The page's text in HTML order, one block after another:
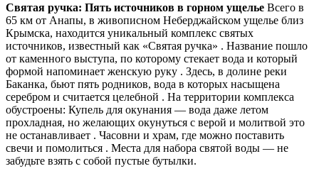
Святая ручка: Пять источников в горном ущелье Всего в
65 км от Анапы, в живописном Неберджайском ущелье близ
Крымска, находится уникальный комплекс святых
источников, известный как «Святая ручка» . Название пошло
от каменного выступа, по которому стекает вода и который
формой напоминает женскую руку . Здесь, в долине реки
Баканка, бьют пять родников, вода в которых насыщена
серебром и считается целебной . На территории комплекса
обустроены: Купель для окунания — вода даже летом
прохладная, но желающих окунуться с верой и молитвой это
не останавливает . Часовни и храм, где можно поставить
свечи и помолиться . Места для набора святой воды — не
забудьте взять с собой пустые бутылки.